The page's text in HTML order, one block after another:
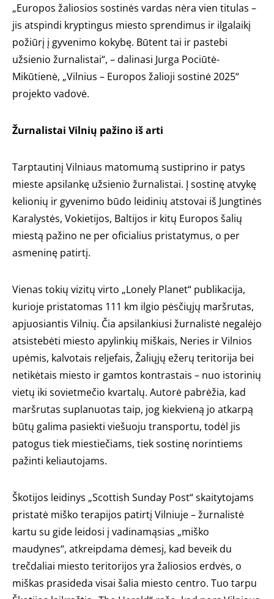
„Europos žaliosios sostinės vardas nėra vien titulas –
jis atspindi kryptingus miesto sprendimus ir ilgalaikį
požiūrį į gyvenimo kokybę. Būtent tai ir pastebi
užsienio žurnalistai“, – dalinasi Jurga Pociūtė-
Mikūtienė, „Vilnius – Europos žalioji sostinė 2025“
projekto vadovė.
Žurnalistai Vilnių pažino iš arti
Tarptautinį Vilniaus matomumą sustiprino ir patys
mieste apsilankę užsienio žurnalistai. Į sostinę atvykę
kelionių ir gyvenimo būdo leidinių atstovai iš Jungtinės
Karalystės, Vokietijos, Baltijos ir kitų Europos šalių
miestą pažino ne per oficialius pristatymus, o per
asmeninę patirtį.
Vienas tokių vizitų virto „Lonely Planet“ publikacija,
kurioje pristatomas 111 km ilgio pėsčiųjų maršrutas,
apjuosiantis Vilnių. Čia apsilankiusi žurnalistė negalėjo
atsistebėti miesto apylinkių miškais, Neries ir Vilnios
upėmis, kalvotais reljefais, Žaliųjų ežerų teritorija bei
netikėtais miesto ir gamtos kontrastais – nuo istorinių
vietų iki sovietmečio kvartalų. Autorė pabrėžia, kad
maršrutas suplanuotas taip, jog kiekvieną jo atkarpą
būtų galima pasiekti viešuoju transportu, todėl jis
patogus tiek miestiečiams, tiek sostinę norintiems
pažinti keliautojams.
Škotijos leidinys „Scottish Sunday Post“ skaitytojams
pristatė miško terapijos patirtį Vilniuje – žurnalistė
kartu su gide leidosi į vadinamąsias „miško
maudynes“, atkreipdama dėmesį, kad beveik du
trečdaliai miesto teritorijos yra žaliosios erdvės, o
miškas prasideda visai šalia miesto centro. Tuo tarpu